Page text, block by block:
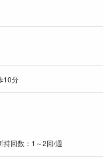
10分
持回数：1～2回/週